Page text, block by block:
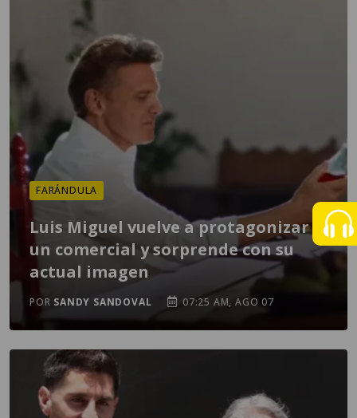
FARÁNDULA
Luis Miguel vuelve a protagonizar
un comercial y sorprende con su
actual imagen
POR SANDY SANDOVAL 07:25 AM, AGO 07